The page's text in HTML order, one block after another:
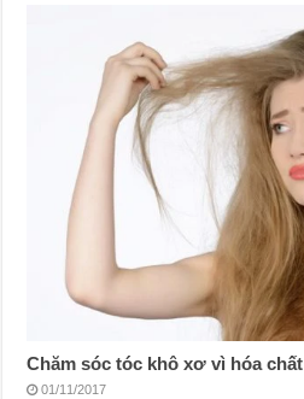
Chăm sóc tóc khô xơ vì hóa chất
01/11/2017